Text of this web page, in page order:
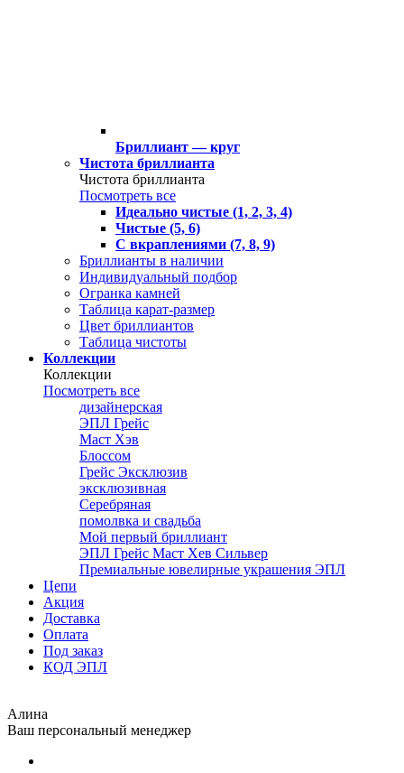
Бриллиант — круг
Чистота бриллианта
Чистота бриллианта
Посмотреть все
Идеально чистые (1, 2, 3, 4)
Чистые (5, 6)
С вкраплениями (7, 8, 9)
Бриллианты в наличии
Индивидуальный подбор
Огранка камней
Таблица карат-размер
Цвет бриллиантов
Таблица чистоты
Коллекции
Коллекции
Посмотреть все
дизайнерская
ЭПЛ Грейс
Маст Хэв
Блоссом
Грейс Эксклюзив
эксклюзивная
Серебряная
помолвка и свадьба
Мой первый бриллиант
ЭПЛ Грейс Маст Хев Сильвер
Премиальные ювелирные украшения ЭПЛ
Цепи
Акция
Доставка
Оплата
Под заказ
КОД ЭПЛ
Алина
Ваш персональный менеджер